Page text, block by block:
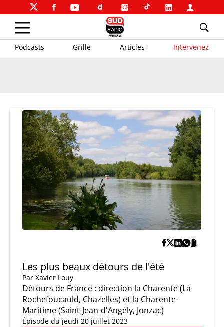
Podcasts Grille Articles Intervenez
Les plus beaux détours de l'été
Par Xavier Louy
Détours de France : direction la Charente (La
Rochefoucauld, Chazelles) et la Charente-
Maritime (Saint-Jean-d'Angély, Jonzac)
Épisode du jeudi 20 juillet 2023